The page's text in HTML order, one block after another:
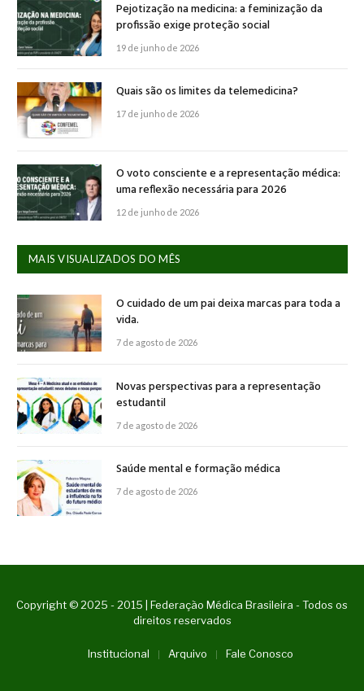
Pejotização na medicina: a feminização da
profissão exige proteção social
19 de junho de 2026
Quais são os limites da telemedicina?
17 de junho de 2026
O voto consciente e a representação médica:
uma reflexão necessária para 2026
12 de junho de 2026
MAIS VISUALIZADOS DO MÊS
O cuidado de um pai deixa marcas para toda a
vida.
7 de agosto de 2026
Novas perspectivas para a representação
estudantil
7 de agosto de 2026
Saúde mental e formação médica
7 de agosto de 2026
Copyright © 2025 - 2015 | Federação Médica Brasileira - Todos os
direitos reservados
Institucional Arquivo Fale Conosco